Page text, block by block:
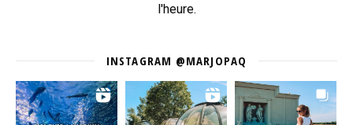
l'heure.
INSTAGRAM @MARJOPAQ